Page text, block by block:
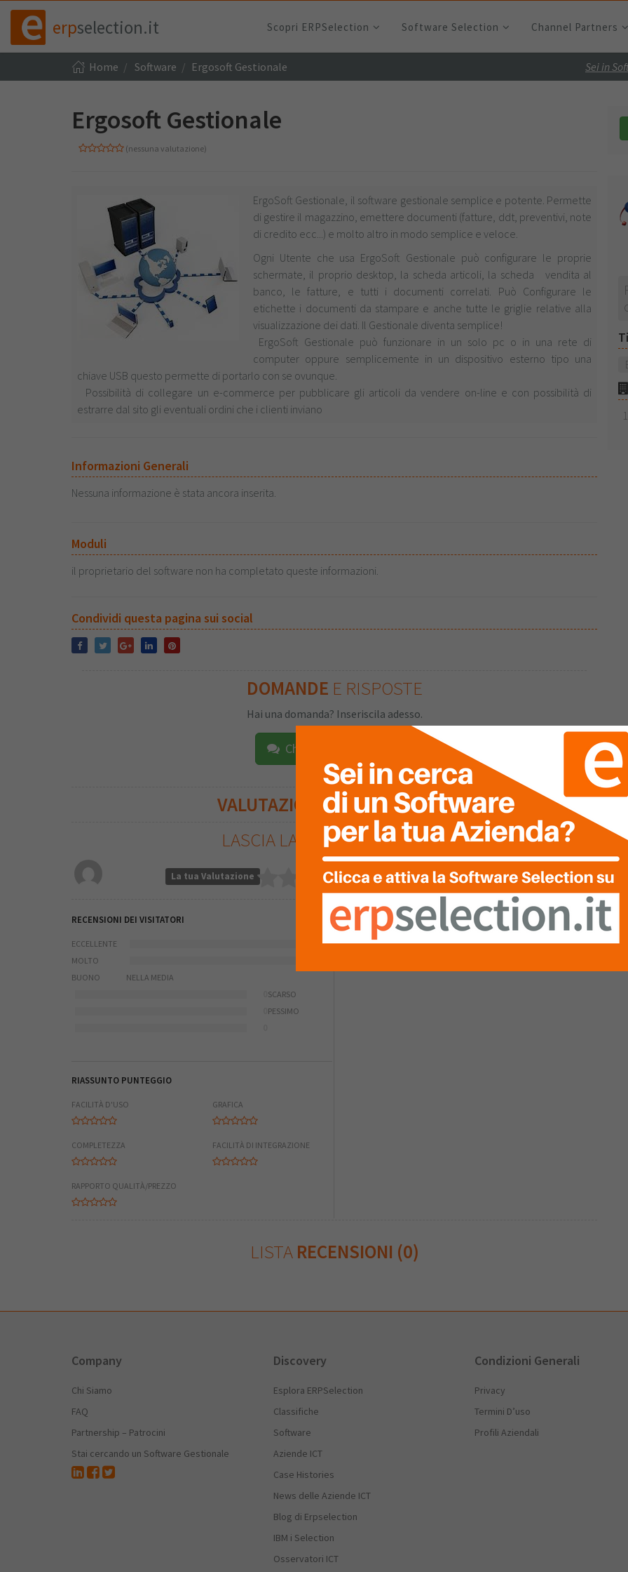
erpselection.it Scopri ERPSelection Software Selection Channel Partners
Home Software Ergosoft Gestionale Sei in
Ergosoft Gestionale
(nessuna valutazione)
ErgoSoft Gestionale, il software gestionale semplice e potente. Permette
di gestire il magazzino, emettere documenti (fatture, ddt, preventivi, note
di credito ecc...) e molto altro in modo semplice e veloce.
Ogni Utente che usa ErgoSoft Gestionale può configurare le proprie
schermate, il proprio desktop, la scheda articoli, la scheda vendita al
banco, le fatture, e tutti i documenti correlati. Può Configurare le
etichette i documenti da stampare e anche tutte le griglie relative alla
visualizzazione dei dati. Il Gestionale diventa semplice!
ErgoSoft Gestionale può funzionare in un solo pc o in una rete di
computer oppure semplicemente in un dispositivo esterno tipo una
chiave USB questo permette di portarlo con se ovunque.
Possibilità di collegare un e-commerce per pubblicare gli articoli da vendere on-line e con possibilità di
estrarre dal sito gli eventuali ordini che i clienti inviano
Informazioni Generali
Nessuna informazione è stata ancora inserita.
Moduli
il proprietario del software non ha completato queste informazioni.
Condividi questa pagina sui social
DOMANDE E RISPOSTE
Hai una domanda? Inseriscila adesso.
Chiedi alla Community
VALUTAZIONEDEL SOFTWARE
LASCIA LA TUAVALUTAZIONE
La tua Valutazione Clicca sulle stelle per inserire!
RECENSIONI DEI VISITATORI
ECCELLENTE
MOLTO
BUONO
NELLA MEDIA
SCARSO
PESSIMO
RIASSUNTO PUNTEGGIO
FACILITÀ D'USO GRAFICA
COMPLETEZZA FACILITÀ DI INTEGRAZIONE
RAPPORTO QUALITÀ/PREZZO
Ultima Recensione
Nessuna recensione è stata ancora inserita.
LISTA RECENSIONI (0)
Company
Chi Siamo
FAQ
Partnership – Patrocini
Stai cercando un Software Gestionale
Discovery
Esplora ERPSelection
Classifiche
Software
Aziende ICT
Case Histories
News delle Aziende ICT
Blog di Erpselection
IBM i Selection
Osservatori ICT
Condizioni Generali
Privacy
Termini D’uso
Profili Aziendali